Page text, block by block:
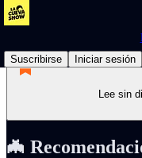
Suscribirse
Iniciar sesión
Lee sin
🦇